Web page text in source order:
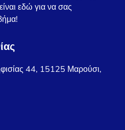
εδώ για να σας
44, 15125 Μαρούσι,